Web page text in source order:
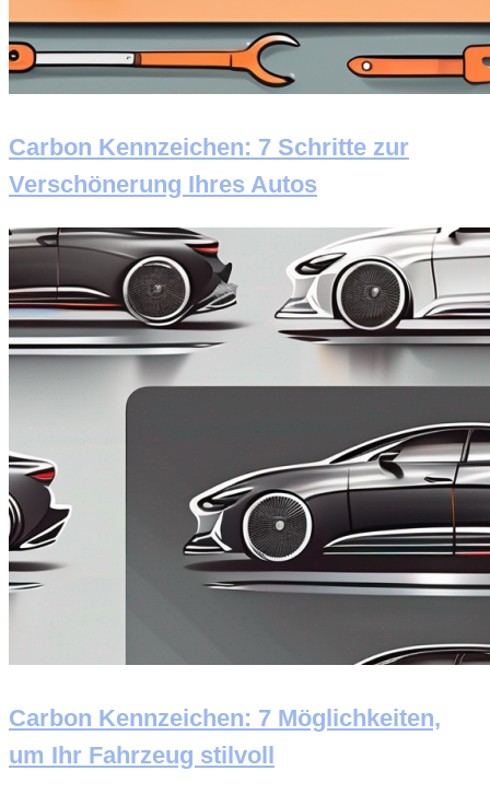
Carbon Kennzeichen: 7 Schritte zur
Verschönerung Ihres Autos
Carbon Kennzeichen: 7 Möglichkeiten,
um Ihr Fahrzeug stilvoll